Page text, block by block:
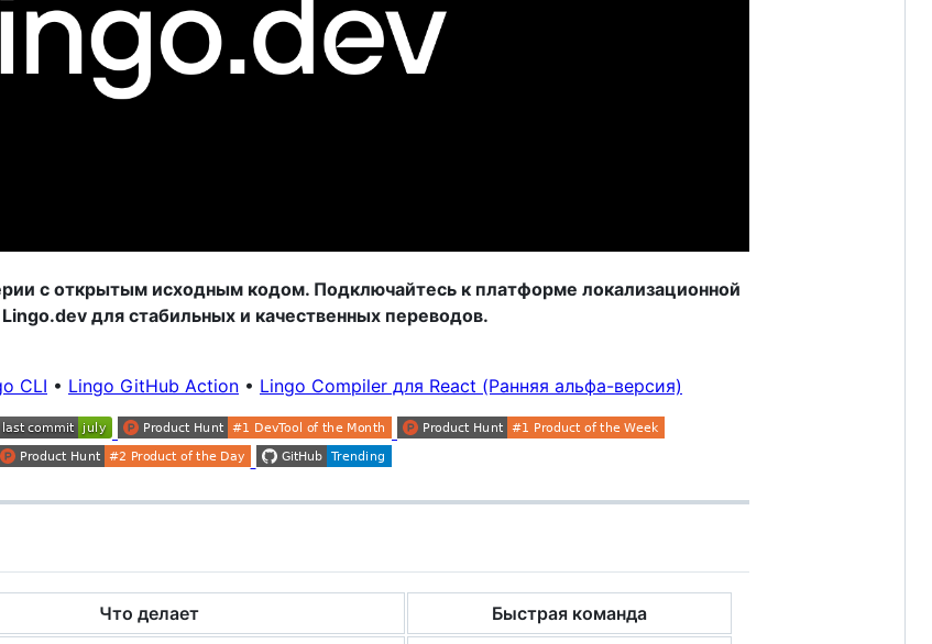
с открытым исходным кодом. Подключайтесь к платформе локализационной
для стабильных и качественных переводов.
CLI • Lingo GitHub Action • Lingo Compiler для React (Ранняя альфа-версия)
Что делает
Быстрая команда